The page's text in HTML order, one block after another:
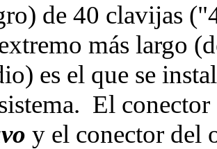
de 40 clavijas
más largo
es el que se
El conector
y el conector del